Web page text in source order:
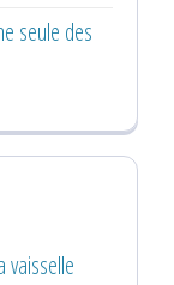
seule des
vaisselle